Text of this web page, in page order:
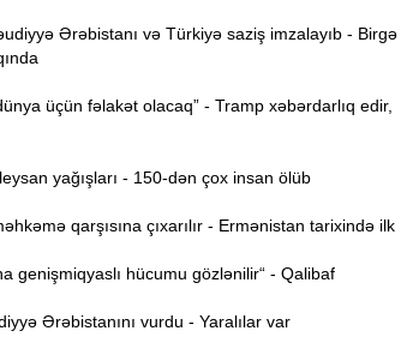
Ərəbistanı və Türkiyə saziş imzalayıb - Birgə
üçün fəlakət olacaq” - Tramp xəbərdarlıq edir,
yağışları - 150-dən çox insan ölüb
qarşısına çıxarılır - Ermənistan tarixində ilk
genişmiqyaslı hücumu gözlənilir“ - Qalibaf
Ərəbistanını vurdu - Yaralılar var